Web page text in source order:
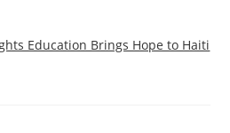
Education Brings Hope to Haiti